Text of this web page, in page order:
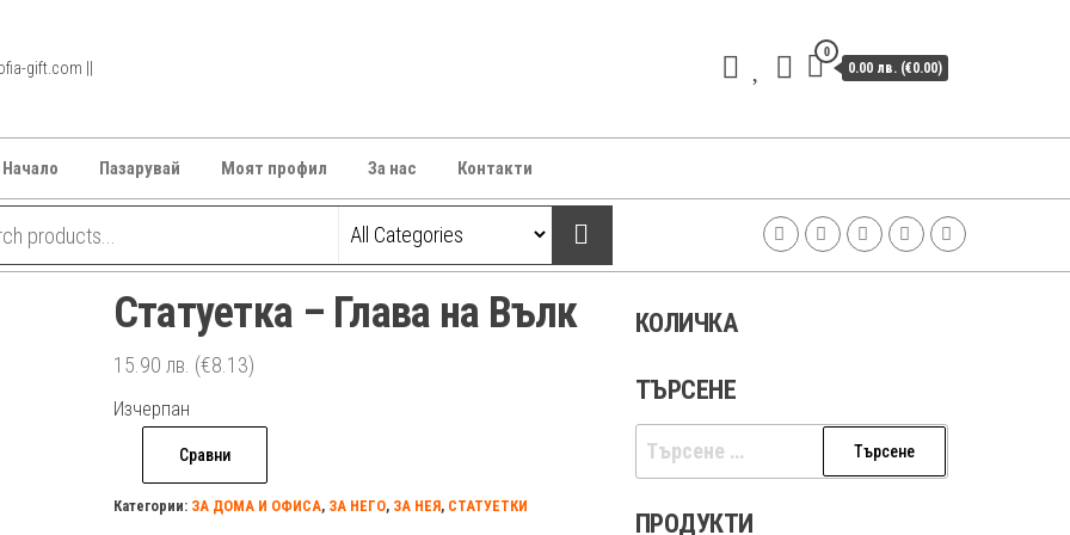
gift.com ||
0
0.00 лв. (€0.00)
Начало Пазарувай Моят профил За нас Контакти
Статуетка – Глава на Вълк
15.90 лв. (€8.13)
Изчерпан
Сравни
Категории: ЗА ДОМА И ОФИСА, ЗА НЕГО, ЗА НЕЯ, СТАТУЕТКИ
КОЛИЧКА
ТЪРСЕНЕ
Търсене
за:
ПРОДУКТИ